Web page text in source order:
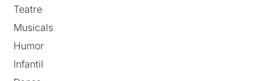
Teatre
Musicals
Humor
Infantil